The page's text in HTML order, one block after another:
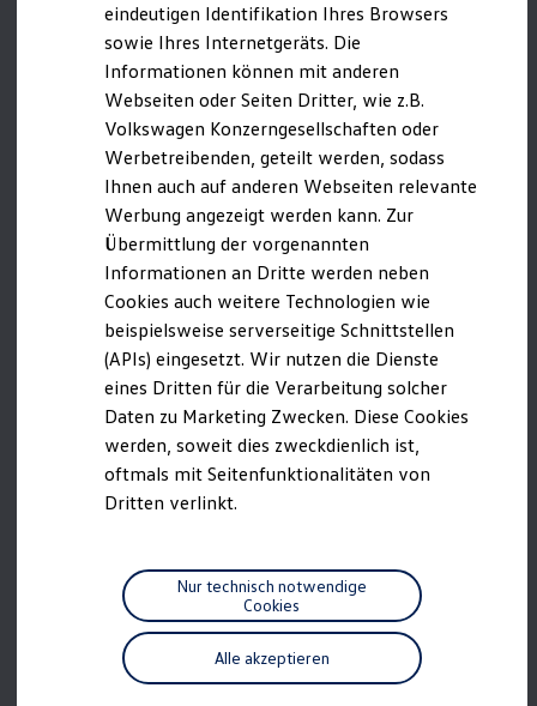
Lifestyle Shop
T-Roc Kollektion
Golf Kollektion
Volkswagen Kollektion
R-Kollektion
GTI Kollektion
Fußball Drop
we drive football
#wedriveproud
Besitzer und Service
myVolkswagen
Software Updates
Service und Ersatzteile
Inspektion und HU/AU
Reparaturen und Checks
Motorenöl und Flüssigkeiten
Räder und Reifen
Pannen- und Unfallhilfe
Economy Service
Volkswagen Teile
Zubehör
Modellspezifisches Zubehör
Individualisieren
Wallbox und Ladekabel
Digitale Extras
Dienste für Ihr Modell finden
Volkswagen Apps, Login und Shop
Handy und Fahrzeug verbinden
Romania/România
Slovakia/Slovensko
Slovenia/Slovenija
Spain/España
Sweden/Sverige
Länder außerhalb der EU | None-EU countries
Bahrain/البحرين
Brazil/Brasil
Canada/Canada
China/中國 / 中国
Israel/ישראל
Macedonia/Социјалистичка Република
Македонија
Mexiko/México
Northern Ireland/Northern Ireland
eindeutigen Identifikation Ihres Browsers
sowie Ihres Internetgeräts. Die
Informationen können mit anderen
Webseiten oder Seiten Dritter, wie z.B.
Volkswagen Konzerngesellschaften oder
Werbetreibenden, geteilt werden, sodass
Ihnen auch auf anderen Webseiten relevante
Werbung angezeigt werden kann. Zur
Übermittlung der vorgenannten
Informationen an Dritte werden neben
Cookies auch weitere Technologien wie
beispielsweise serverseitige Schnittstellen
(APIs) eingesetzt. Wir nutzen die Dienste
eines Dritten für die Verarbeitung solcher
Daten zu Marketing Zwecken. Diese Cookies
werden, soweit dies zweckdienlich ist,
oftmals mit Seitenfunktionalitäten von
Dritten verlinkt.
Alle akzeptieren
Nur technisch notwendige
Cookies